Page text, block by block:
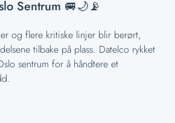
Sentrum 🚐🌙📡
og flere kritiske linjer blir berørt,
tilbake på plass. Datelco rykket
sentrum for å håndtere et